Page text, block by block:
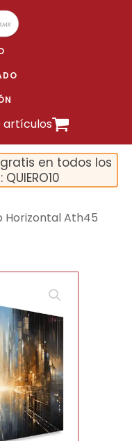
artículos
en todos los
Ath45
🔍